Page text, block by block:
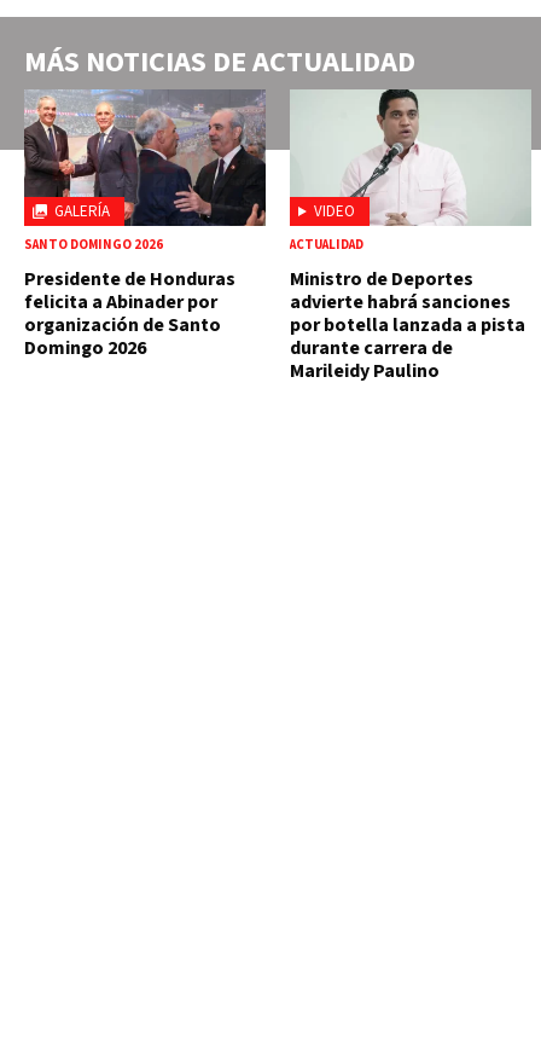
MÁS NOTICIAS DEACTUALIDAD
GALERÍA
SANTO DOMINGO 2026
Presidente de Honduras
felicita a Abinader por
organización de Santo
Domingo 2026
VIDEO
ACTUALIDAD
Ministro de Deportes
advierte habrá sanciones
por botella lanzada a pista
durante carrera de
Marileidy Paulino